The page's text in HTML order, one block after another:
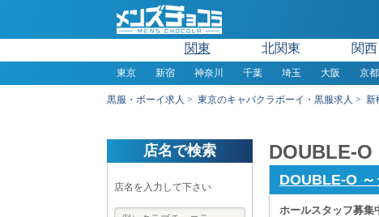
関東 北関東 関西
東京 新宿 神奈川 千葉 埼玉 大阪 京都
黒服・ボーイ求人 東京のキャバクラボーイ・黒服求人 新
店名で検索
店名を入力して下さい
DOUBLE-O
DOUBLE-O ～
ホールスタッフ募集